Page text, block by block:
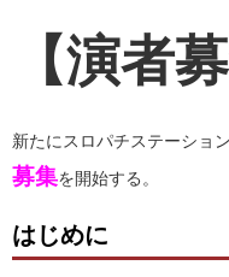
【演者
新たにスロパチステーショ
募集を開始する。
はじめに